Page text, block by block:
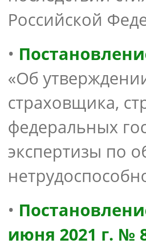
Российской
•
«Об
страховщика,
федеральных
экспертизы по
•
июня 2021 г. №